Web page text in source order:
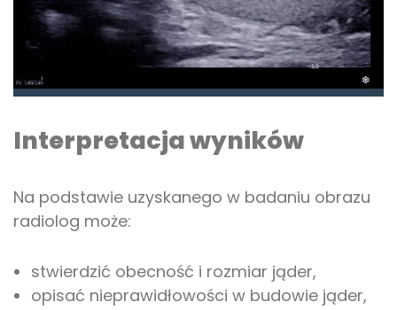
Interpretacja wyników
Na podstawie uzyskanego w badaniu obrazu
radiolog może:
stwierdzić obecność i rozmiar jąder,
opisać nieprawidłowości w budowie jąder,